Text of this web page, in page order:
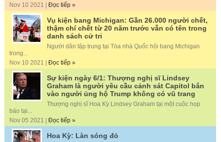
Nov 10 2021 | Đọc tiếp »
Vụ kiện bang Michigan: Gần 26.000 người chết,
thậm chí chết từ 20 năm trước vẫn có tên trong
danh sách cử tri
Người dân tập trung tại Tòa nhà Quốc hội bang Michigan
trong...
Nov 10 2021 | Đọc tiếp »
Sự kiện ngày 6/1: Thượng nghị sĩ Lindsey
Graham là người yêu cầu cảnh sát Capitol bắn
vào người ủng hộ Trump không có vũ trang
Thượng nghị sĩ Hoa Kỳ Lindsey Graham tại một cuộc họp
báo tại...
Nov 05 2021 | Đọc tiếp »
Hoa Kỳ: Làn sóng đỏ